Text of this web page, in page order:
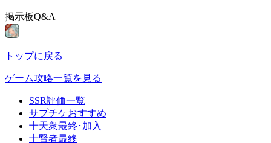
掲示板Q&A
トップに戻る
ゲーム攻略一覧を見る
SSR評価一覧
サプチケおすすめ
十天衆最終･加入
十賢者最終